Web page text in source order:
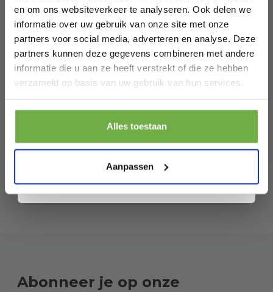
en om ons websiteverkeer te analyseren. Ook delen we
informatie over uw gebruik van onze site met onze
partners voor social media, adverteren en analyse. Deze
partners kunnen deze gegevens combineren met andere
informatie die u aan ze heeft verstrekt of die ze hebben
verzameld op basis van uw gebruik van hun services.
Alles toestaan
Aanpassen
RESTVOORRAAD
Coast Badkamerkast - MDF met glas - 60
x 30 x 163 cm - Wit
€ 151,99
Abonneer je op onze
Laat ons weten wanneer je jarig bent
Pak € 5,- korting
. Je kunt je op elk moment weer afmelden.